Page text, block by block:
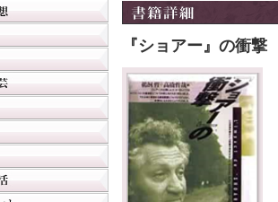
『ショアー』の衝撃